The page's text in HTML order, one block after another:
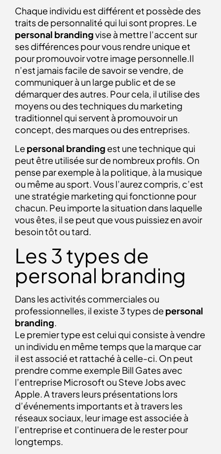
Chaque individu est différent et possède des
traits de personnalité qui lui sont propres. Le
personal brandingvise à mettre l’accent sur
ses différences pour vous rendre unique et
pour promouvoir votre image personnelle.Il
n’est jamais facile de savoir se vendre, de
communiquer à un large public et de se
démarquer des autres. Pour cela, il utilise des
moyens ou des techniques du marketing
traditionnel qui servent à promouvoir un
concept, des marques ou des entreprises.
Le personal branding est une technique qui
peut être utilisée sur de nombreux profils. On
pense par exemple à la politique, à la musique
ou même au sport. Vous l’aurez compris, c’est
une stratégie marketing quifonctionne pour
chacun. Peu importe la situation dans laquelle
vous êtes, il se peut que vous puissiez en avoir
besoin tôt ou tard.
Les 3 types de
personal branding
Dans les activités commerciales ou
professionnelles, il existe 3 types de personal
branding.
Le premier type est celui qui consiste à vendre
un individu en même temps que la marque car
il est associé et rattaché à celle-ci. On peut
prendre comme exemple Bill Gates avec
l’entreprise Microsoft ou Steve Jobs avec
Apple. A travers leurs présentations lors
d’événements importants et à travers les
réseaux sociaux, leur image est associée à
l’entreprise et continuera de le rester pour
longtemps.